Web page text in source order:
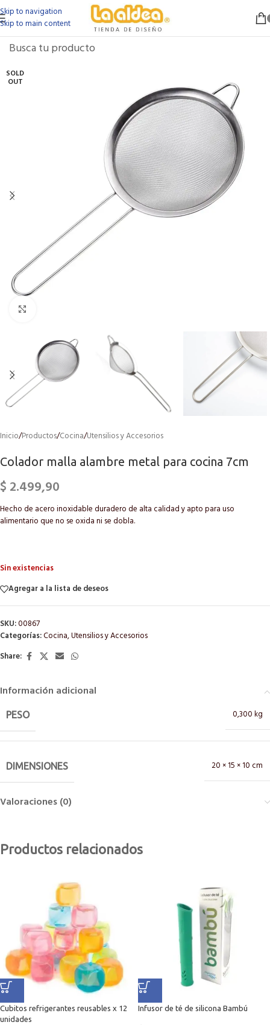
Skip to navigation
Skip to main content
SOLD
OUT
Inicio/Productos/Cocina/Utensilios y Accesorios
Colador malla alambre metal para cocina 7cm
$ 2.499,90
Hecho de acero inoxidable duradero de alta calidad y apto para uso
alimentario que no se oxida ni se dobla.
Sin existencias
Agregar a la lista de deseos
SKU:00867
Categorías:Cocina,Utensilios y Accesorios
Share:
Información adicional
PESO 0,300 kg
DIMENSIONES 20 × 15 × 10 cm
Valoraciones (0)
Productos relacionados
Cubitos refrigerantes reusables x 12
unidades
Infusor de té de silicona Bambú